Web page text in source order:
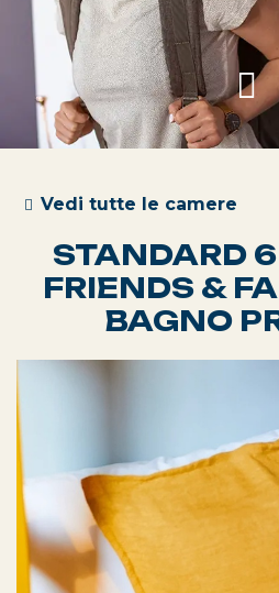
Vedi tutte le camere
STANDARD
FRIENDS &
BAGNO